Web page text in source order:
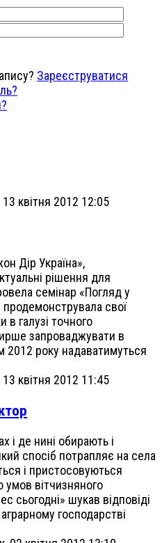
Зареєструватися
квітня 2012 12:05
Дір Україна»,
рішення для
семінар «Погляд у
свої
в галузі точного
запроваджувати в
2012 року надаватимуться
квітня 2012 11:45
і де нині обирають і
спосіб потрапляє на села
і пристосовуються
умов вітчизняного
сьогодні» шукав відповіді
господарстві